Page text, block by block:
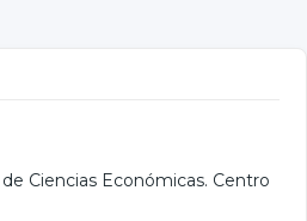
Ciencias Económicas. Centro